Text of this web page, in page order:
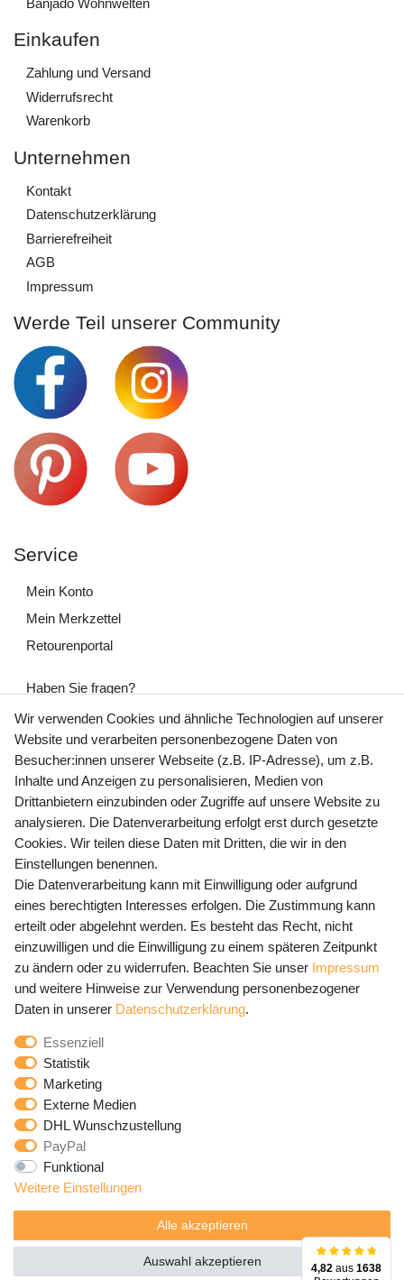
Einkaufen
Zahlung und Versand
Widerrufs­recht
Warenkorb
Unternehmen
Kontakt
Daten­schutz­erklärung
Barrierefreiheit
AGB
Impressum
Werde Teil unserer Community
Service
Mein Konto
Mein Merkzettel
Retourenportal
Haben Sie fragen?
+49 (0) 35243 460 400
Mo-Fr 9-15 Uhr
shop@banjado.com
Preisangaben inkl. gesetzl. MwSt. und zzgl. Service- und
Versandkosten
4,82 aus 1638
Newsletter Anmeldung - Keine Angebote
mehr verpassen!
E-MAIL **
Newsletter
Honig
Hiermit bestätige ich, dass ich die
gelesen habe. Meine Einwilligung kann ich jederzeit
widerrufen.**
** Hierbei handelt es sich um ein Pflichtfeld.
Wir verwenden Cookies und ähnliche Technologien auf unserer
Website und verarbeiten personenbezogene Daten von
Besucher:innen unserer Webseite (z.B. IP-Adresse), um z.B.
Inhalte und Anzeigen zu personalisieren, Medien von
Drittanbietern einzubinden oder Zugriffe auf unsere Website zu
analysieren. Die Datenverarbeitung erfolgt erst durch gesetzte
Cookies. Wir teilen diese Daten mit Dritten, die wir in den
Einstellungen benennen.
Die Datenverarbeitung kann mit Einwilligung oder aufgrund
eines berechtigten Interesses erfolgen. Die Zustimmung kann
erteilt oder abgelehnt werden. Es besteht das Recht, nicht
einzuwilligen und die Einwilligung zu einem späteren Zeitpunkt
zu ändern oder zu widerrufen. Beachten Sie unser Impressum
und weitere Hinweise zur Verwendung personenbezogener
Daten in unserer Daten­schutz­erklärung.
Essenziell
Statistik
Marketing
Externe Medien
DHL Wunschzustellung
PayPal
Funktional
Weitere Einstellungen
Alle akzeptieren
Auswahl akzeptieren